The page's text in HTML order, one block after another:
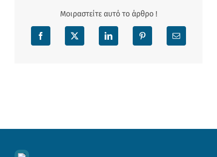
Μοιραστείτε αυτό το άρθρο !
Facebook X LinkedIn Pinterest Email